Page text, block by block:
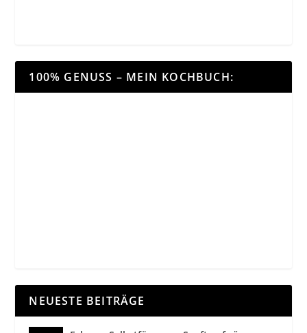
100% GENUSS – MEIN KOCHBUCH:
NEUESTE BEITRÄGE